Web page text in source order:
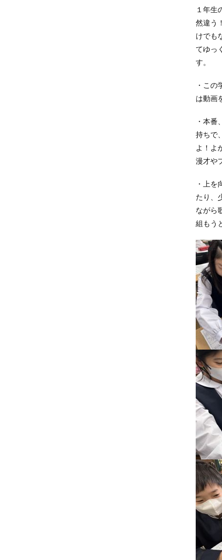
１年生
然違う
けでも
てゆっ
す。
・こ
は動画
・本
持ちで
よ！よ
漫才や
・上
たり、
ながら
組もう